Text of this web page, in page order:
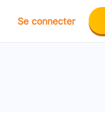
Se connecter